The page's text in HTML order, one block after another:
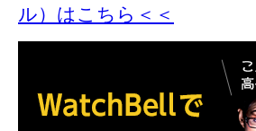
ル）はこちら＜＜